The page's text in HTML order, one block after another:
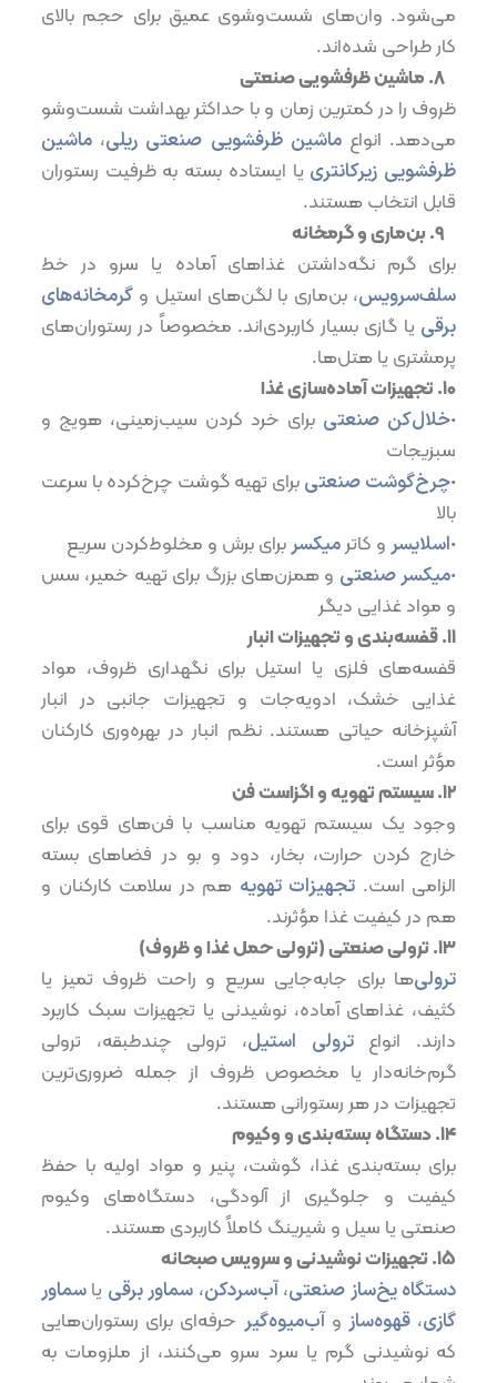
می‌شود. وان‌های شست‌وشوی عمیق برای حجم بالای
کار طراحی شده‌اند.
ظروف را در کمترین زمان و با حداکثر بهداشت شست‌وشو
می‌دهد. انواعماشین ظرفشویی صنعتی ریلی، ماشین
ظرفشویی زیرکانتری یا ایستاده بسته به ظرفیت رستوران
قابل انتخاب هستند.
برای گرم نگه‌داشتن غذاهای آماده یا سرو در خط
سلف‌سرویس، بن‌ماری با لگن‌های استیل و گرمخانه‌های
برقی یا گازی بسیار کاربردی‌اند. مخصوصاً در رستوران‌های
پرمشتری یا هتل‌ها.
۱۰.⁠ ⁠تجهیزات آماده‌سازی غذا
•خلال‌کن صنعتی برای خرد کردن سیب‌زمینی، هویج و
سبزیجات
•چرخ‌گوشت صنعتیبرای تهیه گوشت چرخ‌کرده با سرعت
بالا
•اسلایسرو کاترمیکسربرای برش و مخلوط‌کردن سریع
•میکسر صنعتی و همزن‌های بزرگ برای تهیه خمیر، سس
و مواد غذایی دیگر
۱۱.⁠ ⁠قفسه‌بندی و تجهیزات انبار
قفسه‌های فلزی یا استیل برای نگهداری ظروف، مواد
غذایی خشک، ادویه‌جات و تجهیزات جانبی در انبار
آشپزخانه حیاتی هستند. نظم انبار در بهره‌وری کارکنان
مؤثر است.
۱۲.⁠ ⁠سیستم تهویه و اگزاست فن
وجود یک سیستم تهویه مناسب با فن‌های قوی برای
خارج کردن حرارت، بخار، دود و بو در فضاهای بسته
الزامی است. تجهیزات تهویه هم در سلامت کارکنان و
هم در کیفیت غذا مؤثرند.
۱۳.⁠ ⁠ترولی صنعتی (ترولی حمل غذا و ظروف)
ترولی‌ها برای جابه‌جایی سریع و راحت ظروف تمیز یا
کثیف، غذاهای آماده، نوشیدنی یا تجهیزات سبک کاربرد
دارند. انواعترولی استیل، ترولی چندطبقه، ترولی
گرم‌خانه‌دار یا مخصوص ظروف از جمله ضروری‌ترین
تجهیزات در هر رستورانی هستند.
۱۴.⁠ ⁠دستگاه بسته‌بندی و وکیوم
برای بسته‌بندی غذا، گوشت، پنیر و مواد اولیه با حفظ
کیفیت و جلوگیری از آلودگی، دستگاه‌های وکیوم
صنعتی یا سیل و شیرینگ کاملاً کاربردی هستند.
۱۵.⁠ ⁠تجهیزات نوشیدنی و سرویس صبحانه
دستگاه یخ‌ساز صنعتی،آب‌سردکن، سماور برقی یاسماور
گازی،قهوه‌ساز و آب‌میوه‌گیر حرفه‌ای برای رستوران‌هایی
که نوشیدنی گرم یا سرد سرو می‌کنند، از ملزومات به